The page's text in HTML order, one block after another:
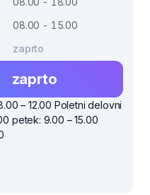
08.00 - 15.00
zaprto
zaprto
– 12.00 Poletni delovni
petek: 9.00 – 15.00